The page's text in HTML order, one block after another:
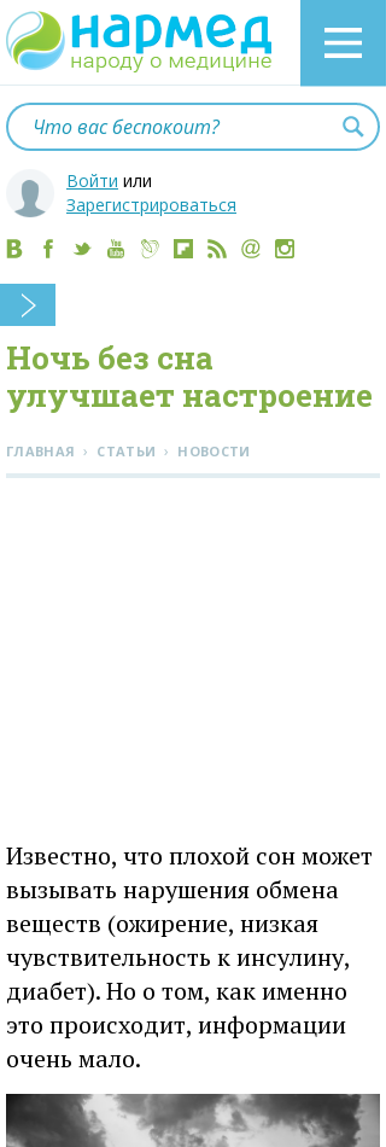
Войти или
Зарегистрироваться
Ночь без сна
улучшает настроение
ГЛАВНАЯ › СТАТЬИ › НОВОСТИ
Известно, что плохой сон может
вызывать нарушения обмена
веществ (ожирение, низкая
чувствительность к инсулину,
диабет). Но о том, как именно
это происходит, информации
очень мало.